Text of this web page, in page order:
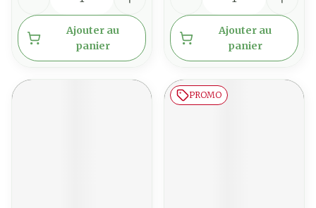
Ajouter au
panier
Ajouter au
panier
PROMO